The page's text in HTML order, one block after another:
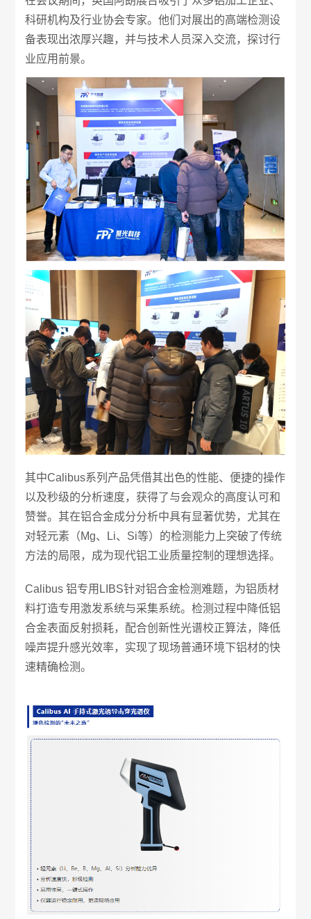
科研机构及行业协会专家。他们对展出的高端检测设
备表现出浓厚兴趣，并与技术人员深入交流，探讨行
业应用前景。
其中Calibus系列产品凭借其出色的性能、便捷的操作
以及秒级的分析速度，获得了与会观众的高度认可和
赞誉。其在铝合金成分分析中具有显著优势，尤其在
对轻元素（Mg、Li、Si等）的检测能力上突破了传统
方法的局限，成为现代铝工业质量控制的理想选择。
Calibus 铝专用LIBS针对铝合金检测难题，为铝质材
料打造专用激发系统与采集系统。检测过程中降低铝
合金表面反射损耗，配合创新性光谱校正算法，降低
噪声提升感光效率，实现了现场普通环境下铝材的快
速精确检测。